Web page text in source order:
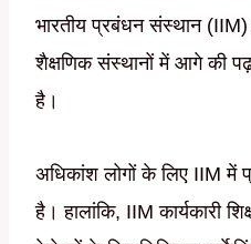
भारतीय प्रबंधन संस्थान (IIM)
शैक्षणिक संस्थानों में आगे की
है।
अधिकांश लोगों के लिए IIM में
है। हालांकि, IIM कार्यकारी